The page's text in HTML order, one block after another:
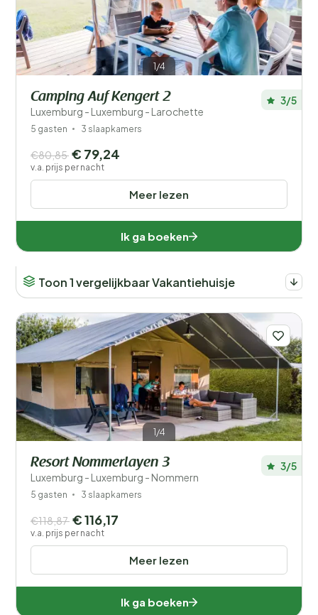
1/4
Camping Auf Kengert 2
Luxemburg - Luxemburg - Larochette
3/5
5 gasten 3 slaapkamers
Meer lezen
€80,85 € 79,24
v.a. prijs per nacht
Ik ga boeken
Toon 1 vergelijkbaar Vakantiehuisje
1/4
Resort Nommerlayen 3
Luxemburg - Luxemburg - Nommern
3/5
5 gasten 3 slaapkamers
Meer lezen
€118,87 € 116,17
v.a. prijs per nacht
Ik ga boeken